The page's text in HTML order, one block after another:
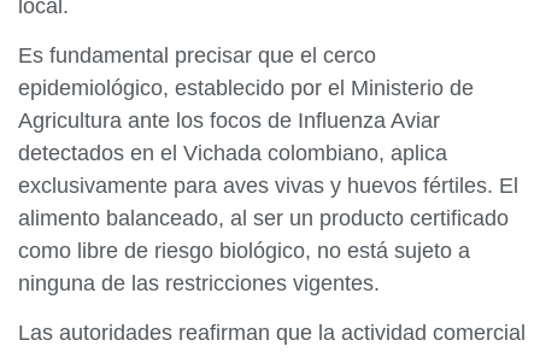
local.
Es fundamental precisar que el cerco
epidemiológico, establecido por el Ministerio de
Agricultura ante los focos de Influenza Aviar
detectados en el Vichada colombiano, aplica
exclusivamente para aves vivas y huevos fértiles. El
alimento balanceado, al ser un producto certificado
como libre de riesgo biológico, no está sujeto a
ninguna de las restricciones vigentes.
Las autoridades reafirman que la actividad comercial